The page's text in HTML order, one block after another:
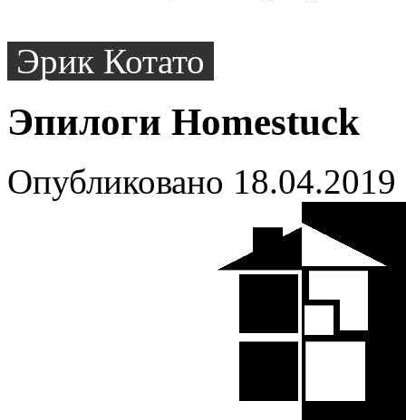
Эрик Котато
Эпилоги Homestuck
Опубликовано 18.04.2019